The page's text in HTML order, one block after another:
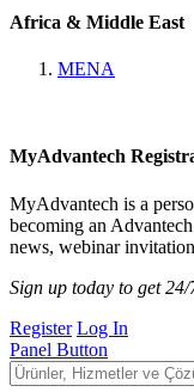
Africa & Middle East
MENA
MyAdvantech
MyAdvantech is a
becoming an
news, webinar
Sign up today to get
Register Log In
Panel Button